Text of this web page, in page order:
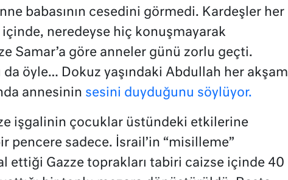
babasının cesedini görmedi. Kardeşler her
içinde, neredeyse hiç konuşmayarak
Samar’a göre anneler günü zorlu geçti.
da öyle… Dokuz yaşındaki Abdullah her akşam
annesinin sesini duyduğunu söylüyor.
işgalinin çocuklar üstündeki etkilerine
pencere sadece. İsrail’in “misilleme”
ettiği Gazze toprakları tabiri caizse içinde 40